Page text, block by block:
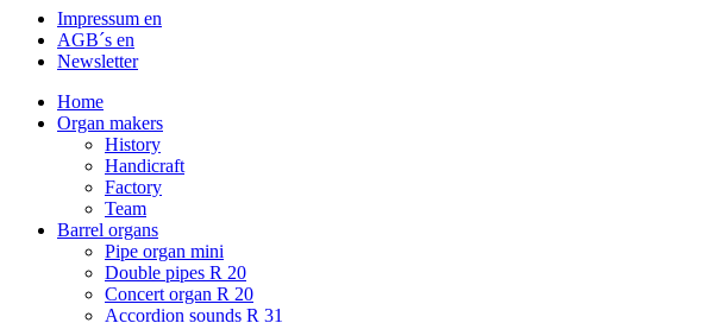
Impressum en
AGB´s en
Newsletter
Home
Organ makers
History
Handicraft
Factory
Team
Barrel organs
Pipe organ mini
Double pipes R 20
Concert organ R 20
Accordion sounds R 31